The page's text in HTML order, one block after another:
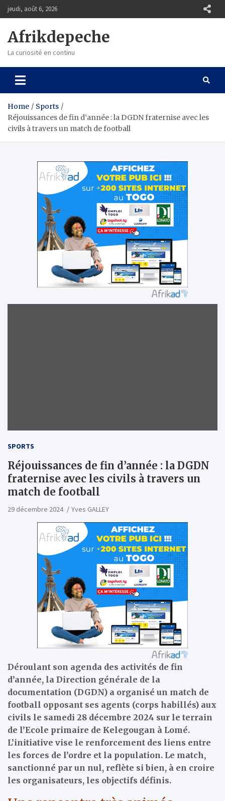
Skip
to
jeudi, août 6, 2026
Afrikdepeche
La curiosité en continu
Home
Sports
Réjouissances de fin d’année : la DGDN fraternise avec les
civils à travers un match de football
SPORTS
Réjouissances de fin d’année : la DGDN
fraternise avec les civils à travers un
match de football
29 décembre 2024 Yves GALLEY
Déroulant son agenda des activités de fin
d’année, la Direction générale de la
documentation (DGDN) a organisé un match de
football opposant ses agents (corps habillés) aux
civils le samedi 28 décembre 2024 sur le terrain
de l’Ecole primaire de Kelegougan à Lomé.
L’initiative vise le renforcement des liens entre
les forces de l’ordre et la population. Le match,
sanctionné par un nul, reflète si bien, à en croire
les organisateurs, les objectifs définis.